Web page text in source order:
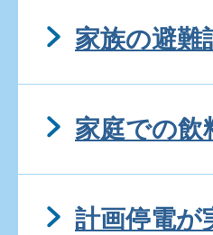
家族の避難
家庭での飲
計画停電が